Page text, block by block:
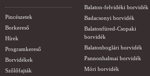
Pincészetek
Borkereső
Hírek
Programkereső
Borvidékek
Szőlőfajták
Balaton-felvidéki borvidék
Badacsonyi borvidék
Balatonfüred-Csopaki
borvidék
Balatonboglári borvidék
Pannonhalmai borvidék
Móri borvidék